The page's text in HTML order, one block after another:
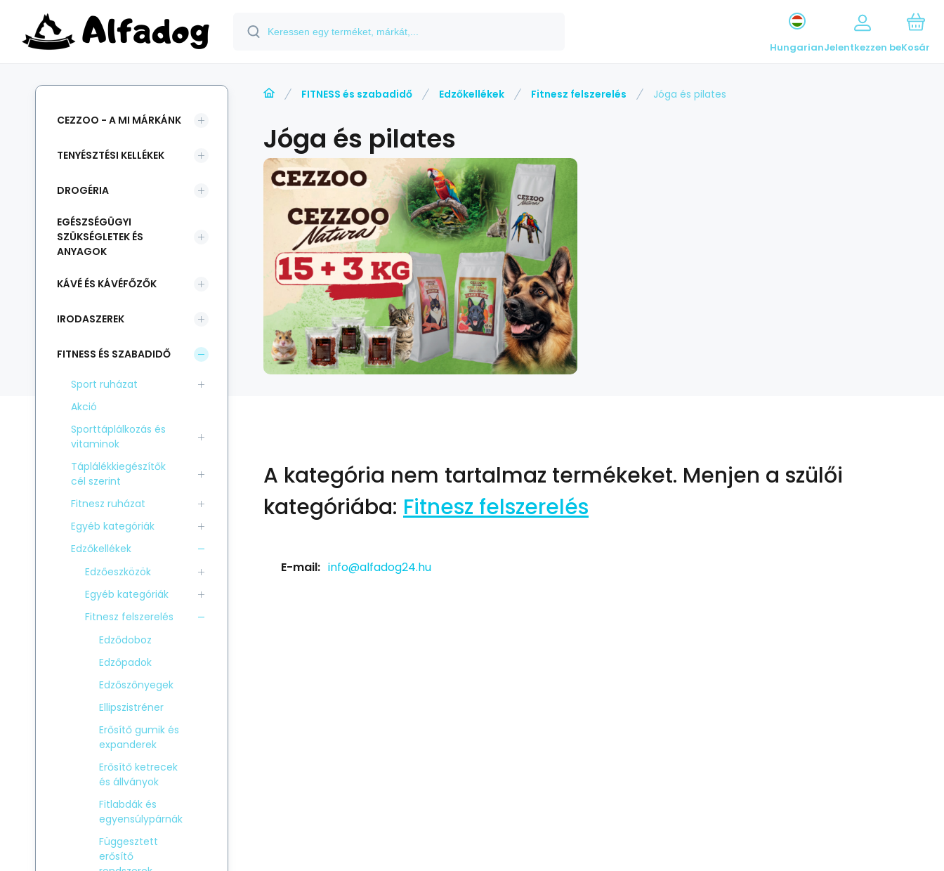
HungarianJelentkezzen beKosár
FITNESS és szabadidő Edzőkellékek Fitnesz felszerelés Jóga és pilates
Jóga és pilates
A kategória nem tartalmaz termékeket. Menjen a szülői
kategóriába: Fitnesz felszerelés
E-mail: info@alfadog24.hu
CEZZOO - A MI MÁRKÁNK
TENYÉSZTÉSI KELLÉKEK
DROGÉRIA
EGÉSZSÉGÜGYI
SZÜKSÉGLETEK ÉS
ANYAGOK
KÁVÉ ÉS KÁVÉFŐZŐK
IRODASZEREK
FITNESS ÉS SZABADIDŐ
Sport ruházat
Akció
Sporttáplálkozás és
vitaminok
Táplálékkiegészítők
cél szerint
Fitnesz ruházat
Egyéb kategóriák
Edzőkellékek
Edzőeszközök
Egyéb kategóriák
Fitnesz felszerelés
Edződoboz
Edzőpadok
Edzőszőnyegek
Ellipszistréner
Erősítő gumik és
expanderek
Erősítő ketrecek
és állványok
Fitlabdák és
egyensúlypárnák
Függesztett
erősítő